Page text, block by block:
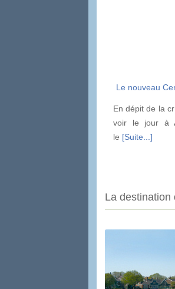
Le nouveau
En dépit de la
voir le jour à
le [Suite...]
La destination